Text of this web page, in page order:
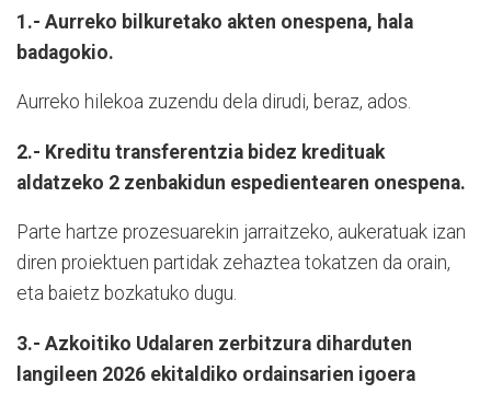
1.- Aurreko bilkuretako akten onespena, hala
badagokio.
Aurreko hilekoa zuzendu dela dirudi, beraz, ados.
2.- Kreditu transferentzia bidez kredituak
aldatzeko 2 zenbakidun espedientearen onespena.
Parte hartze prozesuarekin jarraitzeko, aukeratuak izan
diren proiektuen partidak zehaztea tokatzen da orain,
eta baietz bozkatuko dugu.
3.- Azkoitiko Udalaren zerbitzura diharduten
langileen 2026 ekitaldiko ordainsarien igoera